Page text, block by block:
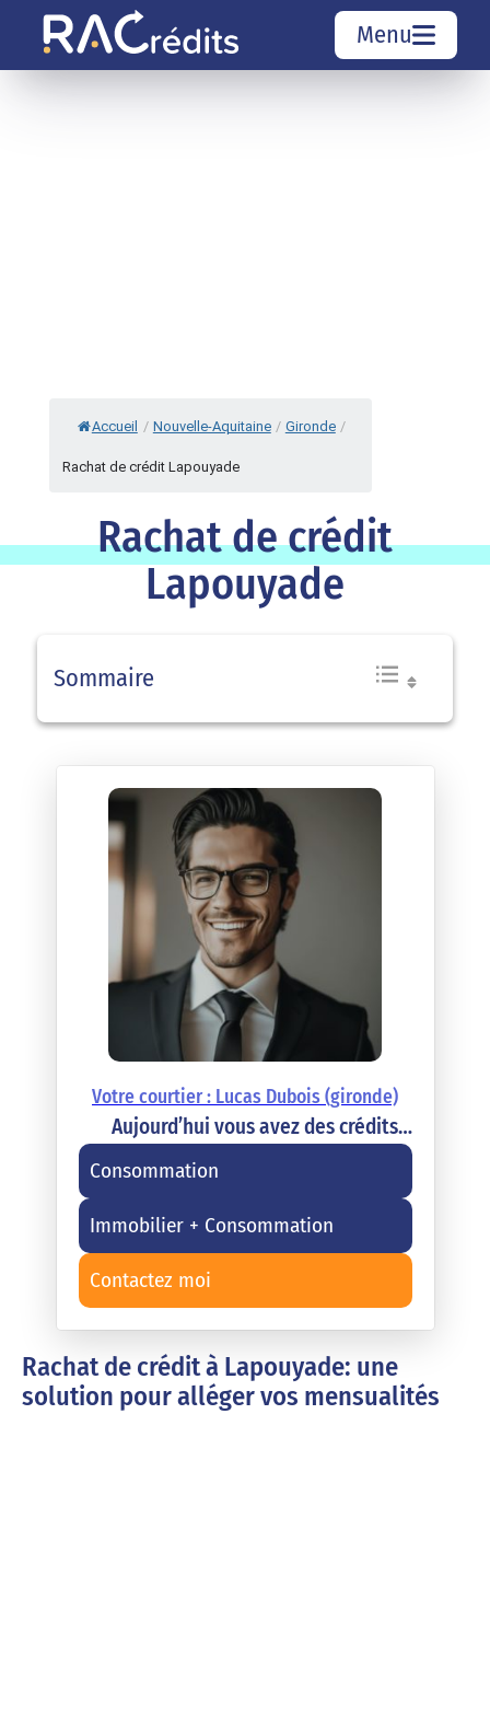
Menu
Accueil / Nouvelle-Aquitaine / Gironde /
Rachat de crédit Lapouyade
Rachat de crédit
Lapouyade
Sommaire
Votre courtier : Lucas Dubois (gironde)
Aujourd’hui vous avez des crédits…
Consommation
Immobilier + Consommation
Contactez moi
Rachat de crédit à Lapouyade: une
solution pour alléger vos mensualités